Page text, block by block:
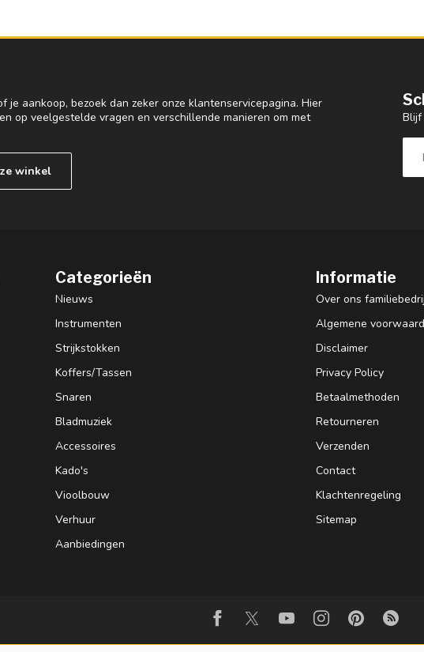
aankoop, bezoek dan zeker onze klantenservicepagina. Hier
op veelgestelde vragen en verschillende manieren om met
winkel
Blijf
Categorieën
Nieuws
Instrumenten
Strijkstokken
Koffers/Tassen
Snaren
Bladmuziek
Accessoires
Kado's
Vioolbouw
Verhuur
Aanbiedingen
Informatie
Over ons
Algemene
Disclaimer
Privacy Policy
Betaalmethoden
Retourneren
Verzenden
Contact
Klachtenregeling
Sitemap